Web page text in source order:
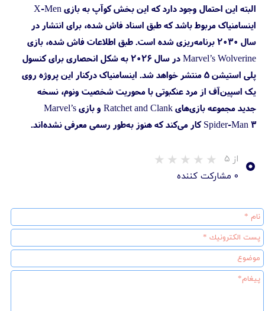
البته این احتمال وجود دارد که این بخش کوآپ به بازی X-Men
اینسامنیاک مربوط باشد که طبق اسناد فاش شده، برای انتشار در
سال ۲۰۳۰ برنامه‌ریزی شده است. طبق اطلاعات فاش شده، بازی
Marvel’s Wolverine در سال ۲۰۲۶ به شکل انحصاری برای کنسول
پلی استیشن 5 منتشر خواهد شد. اینسامنیاک درکنار این پروژه روی
یک اسپین‌آف از مرد عنکبوتی با محوریت شخصیت ونوم، نسخه
جدید مجموعه بازی‌های Ratchet and Clank و بازی Marvel’s
Spider-Man 3 کار می‌کند که هنوز به‌طور رسمی معرفی نشده‌اند.
۰ از ۵
۰ مشارکت کننده